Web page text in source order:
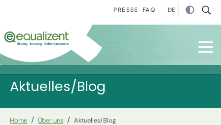
PRESSE FAQ DE
Aktuelles/Blog
You are here:
Home Über uns Aktuelles/Blog